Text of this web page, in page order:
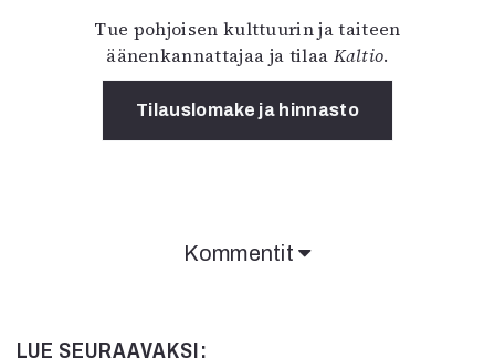
Tue pohjoisen kulttuurin ja taiteen
äänenkannattajaa ja tilaa Kaltio.
Tilauslomake ja hinnasto
Kommentit
LUE SEURAAVAKSI: